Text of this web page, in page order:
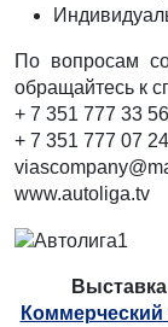
По вопросам
обращайтесь к
+ 7 351 777 33 56
+ 7 351 777 07 24
www.autoliga.tv
Выставка
Коммерческий